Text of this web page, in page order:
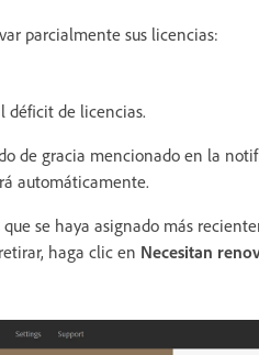
parcialmente sus licencias:
déficit de licencias.
de gracia mencionado en la
automáticamente.
se haya asignado más
haga clic en Necesitan